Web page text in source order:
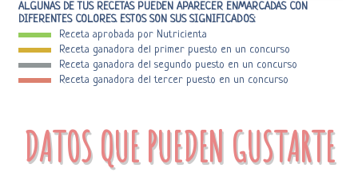
ALGUNAS DE TUS RECETAS PUEDEN APARECER ENMARCADAS CON
DIFERENTES COLORES. ESTOS SON SUS SIGNIFICADOS:
Receta aprobada por Nutricienta
Receta ganadora del primer puesto en un concurso
Receta ganadora del segundo puesto en un concurso
Receta ganadora del tercer puesto en un concurso
DATOS QUE PUEDEN GUSTARTE